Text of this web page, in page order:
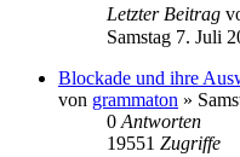
Letzter Beitrag
Samstag 7. Juli
Blockade und ihre
von grammaton »
0 Antworten
19551 Zugriffe